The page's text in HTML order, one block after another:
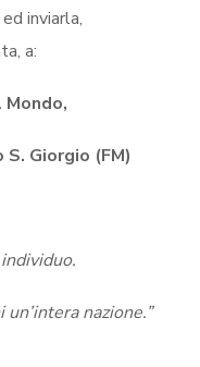
inviarla,
a:
Giorgio (FM)
nazione.”